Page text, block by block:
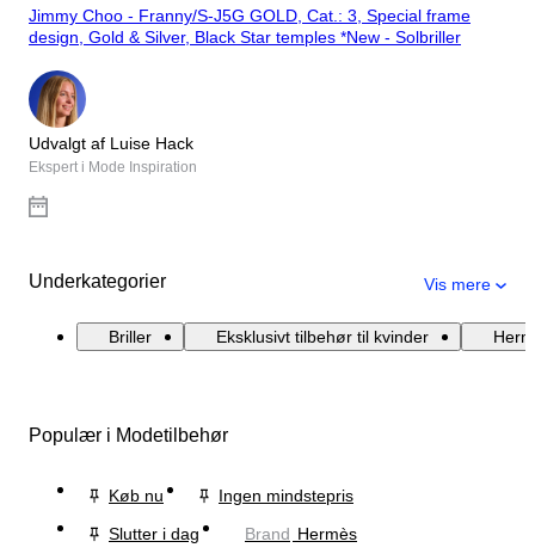
Jimmy Choo - Franny/S-J5G GOLD, Cat.: 3, Special frame
design, Gold & Silver, Black Star temples *New - Solbriller
Udvalgt af Luise Hack
Ekspert i Mode Inspiration
Underkategorier Vis mere
Briller Eksklusivt tilbehør til kvinder
Populær i Modetilbehør
Køb nu
Ingen mindstepris
Slutter i dag
Brand Hermès